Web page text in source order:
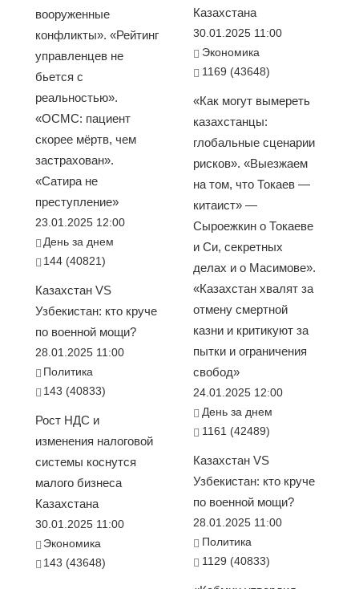
вооруженные
конфликты». «Рейтинг
управленцев не
бьется с
реальностью».
«ОСМС: пациент
скорее мёртв, чем
застрахован».
«Сатира не
преступление»
23.01.2025 12:00
День за днем
144 (40821)
Казахстан VS
Узбекистан: кто круче
по военной мощи?
28.01.2025 11:00
Политика
143 (40833)
Рост НДС и
изменения налоговой
системы коснутся
малого бизнеса
Казахстана
30.01.2025 11:00
Экономика
143 (43648)
Казахстана
30.01.2025 11:00
Экономика
1169 (43648)
«Как могут вымереть
казахстанцы:
глобальные сценарии
рисков». «Выезжаем
на том, что Токаев —
китаист» —
Сыроежкин о Токаеве
и Си, секретных
делах и о Масимове».
«Казахстан хвалят за
отмену смертной
казни и критикуют за
пытки и ограничения
свобод»
24.01.2025 12:00
День за днем
1161 (42489)
Казахстан VS
Узбекистан: кто круче
по военной мощи?
28.01.2025 11:00
Политика
1129 (40833)